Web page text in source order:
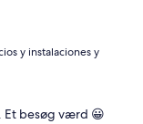
y instalaciones y
Et besøg værd 😀